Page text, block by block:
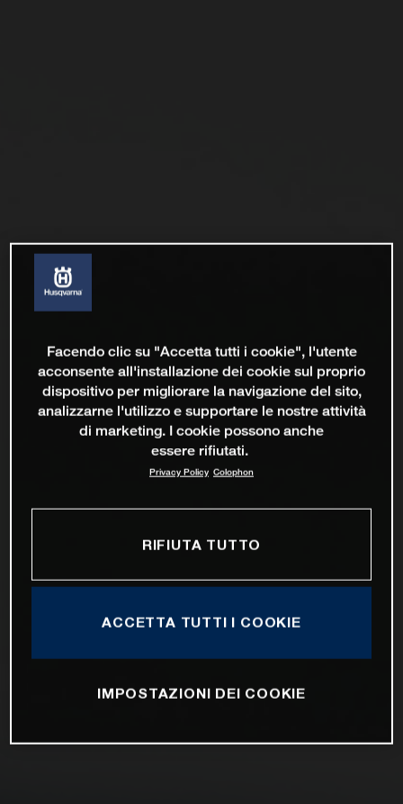
Facendo clic su "Accetta tutti i cookie", l'utente
acconsente all'installazione dei cookie sul proprio
dispositivo per migliorare la navigazione del sito,
analizzarne l'utilizzo e supportare le nostre attività
di marketing. I cookie possono anche
essere rifiutati.
Privacy Policy Colophon
RIFIUTA TUTTO
ACCETTA TUTTI I COOKIE
IMPOSTAZIONI DEI COOKIE